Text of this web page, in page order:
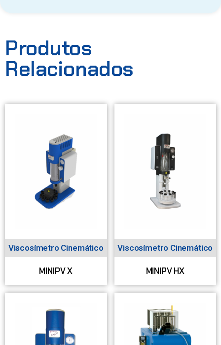
Produtos
Relacionados
Viscosímetro Cinemático
MINIPV X
Viscosímetro Cinemático
MINIPV HX